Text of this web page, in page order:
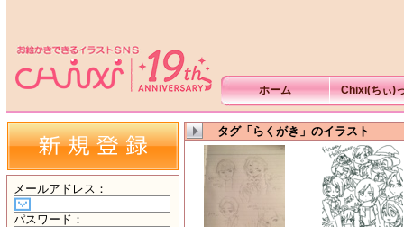
ホーム Chixi(ちぃ)
メールアドレス ：
パスワード ：
タグ「らくがき」のイラスト